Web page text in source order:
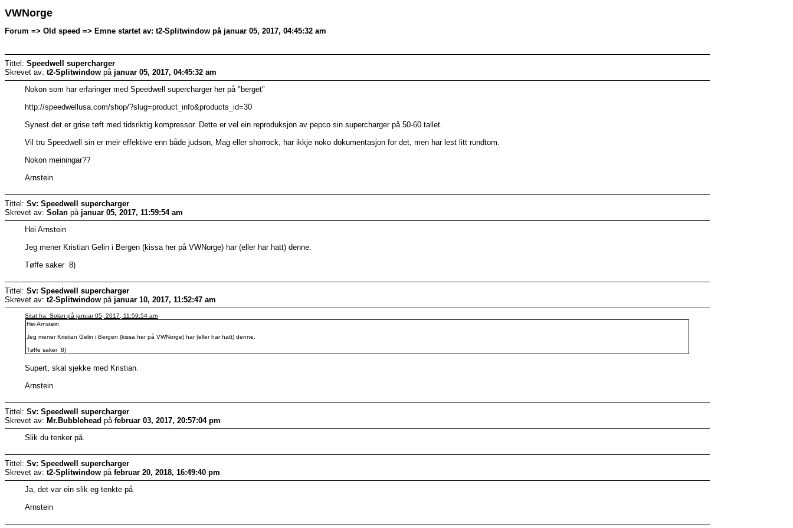
VWNorge
Forum => Old speed => Emne startet av: t2-Splitwindow på januar 05, 2017, 04:45:32 am
Tittel: Speedwell supercharger
Skrevet av: t2-Splitwindow på januar 05, 2017, 04:45:32 am
Nokon som har erfaringer med Speedwell supercharger her på "berget"
http://speedwellusa.com/shop/?slug=product_info&products_id=30
Synest det er grise tøft med tidsriktig kompressor. Dette er vel ein reproduksjon av pepco sin supercharger på 50-60 tallet.
Vil tru Speedwell sin er meir effektive enn både judson, Mag eller shorrock, har ikkje noko dokumentasjon for det, men har lest litt rundtom.
Nokon meiningar??
Arnstein
Tittel: Sv: Speedwell supercharger
Skrevet av: Solan på januar 05, 2017, 11:59:54 am
Hei Arnstein
Jeg mener Kristian Gelin i Bergen (kissa her på VWNorge) har (eller har hatt) denne.
Tøffe saker 8)
Tittel: Sv: Speedwell supercharger
Skrevet av: t2-Splitwindow på januar 10, 2017, 11:52:47 am
Sitat fra: Solan på januar 05, 2017, 11:59:54 am
Hei Arnstein
Jeg mener Kristian Gelin i Bergen (kissa her på VWNorge) har (eller har hatt) denne.
Tøffe saker 8)
Supert, skal sjekke med Kristian.
Arnstein
Tittel: Sv: Speedwell supercharger
Skrevet av: Mr.Bubblehead på februar 03, 2017, 20:57:04 pm
Slik du tenker på.
Tittel: Sv: Speedwell supercharger
Skrevet av: t2-Splitwindow på februar 20, 2018, 16:49:40 pm
Ja, det var ein slik eg tenkte på
Arnstein